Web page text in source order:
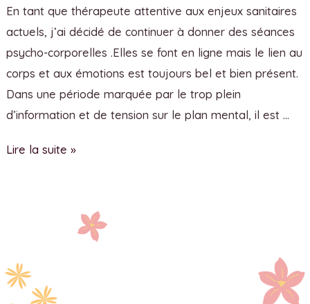
En tant que thérapeute attentive aux enjeux sanitaires
actuels, j’ai décidé de continuer à donner des séances
psycho-corporelles .Elles se font en ligne mais le lien au
corps et aux émotions est toujours bel et bien présent.
Dans une période marquée par le trop plein
d’information et de tension sur le plan mental, il est …
Lire la suite »